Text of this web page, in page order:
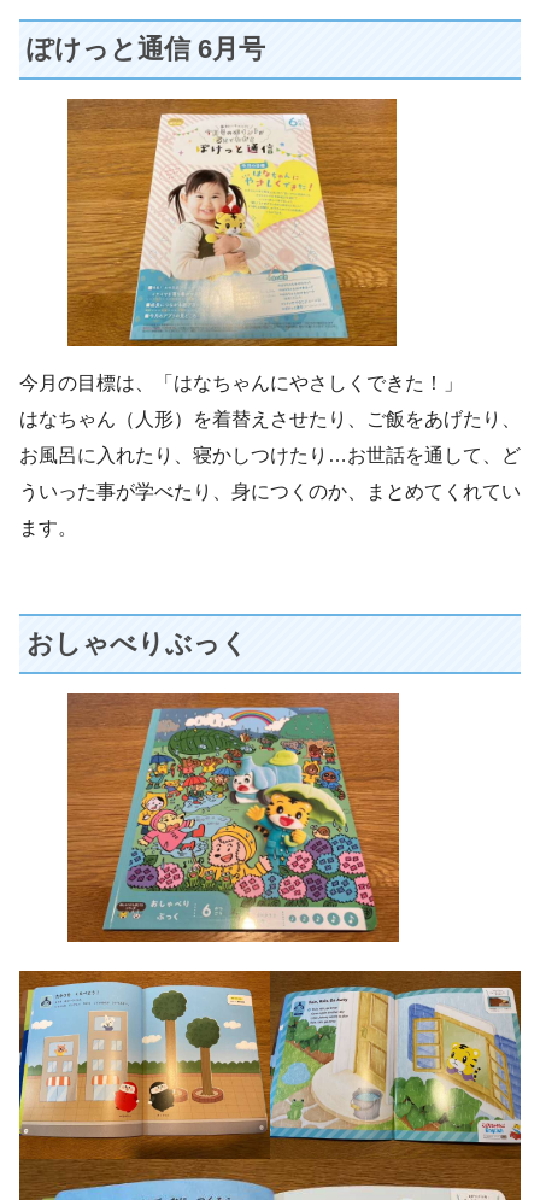
ぽけっと通信 6月号
今月の目標は、「はなちゃんにやさしくできた！」
はなちゃん（人形）を着替えさせたり、ご飯をあげたり、
お風呂に入れたり、寝かしつけたり…お世話を通して、ど
ういった事が学べたり、身につくのか、まとめてくれてい
ます。
おしゃべりぶっく